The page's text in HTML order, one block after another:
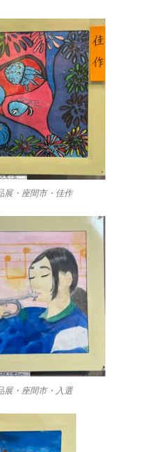
展・座間市・佳作
展・座間市・入選